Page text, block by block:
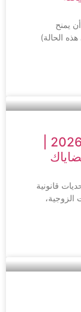
يمنح
الحالة)
قانونية
الزوجية،